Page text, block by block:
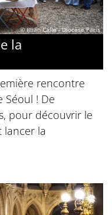
© Illian Calle - Diocèse Paris
la
rencontre
Séoul ! De
pour découvrir le
lancer la